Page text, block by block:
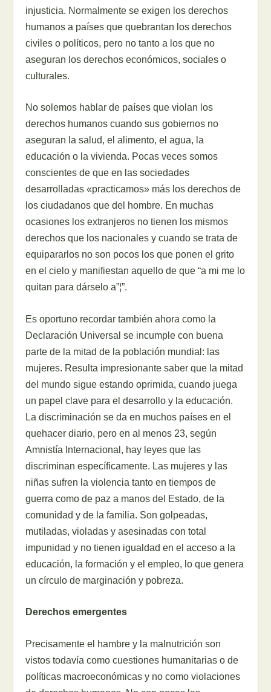
injusticia. Normalmente se exigen los derechos
humanos a países que quebrantan los derechos
civiles o políticos, pero no tanto a los que no
aseguran los derechos económicos, sociales o
culturales.
No solemos hablar de países que violan los
derechos humanos cuando sus gobiernos no
aseguran la salud, el alimento, el agua, la
educación o la vivienda. Pocas veces somos
conscientes de que en las sociedades
desarrolladas «practicamos» más los derechos de
los ciudadanos que del hombre. En muchas
ocasiones los extranjeros no tienen los mismos
derechos que los nacionales y cuando se trata de
equipararlos no son pocos los que ponen el grito
en el cielo y manifiestan aquello de que “a mi me lo
quitan para dárselo a”¦”.
Es oportuno recordar también ahora como la
Declaración Universal se incumple con buena
parte de la mitad de la población mundial: las
mujeres. Resulta impresionante saber que la mitad
del mundo sigue estando oprimida, cuando juega
un papel clave para el desarrollo y la educación.
La discriminación se da en muchos países en el
quehacer diario, pero en al menos 23, según
Amnistía Internacional, hay leyes que las
discriminan específicamente. Las mujeres y las
niñas sufren la violencia tanto en tiempos de
guerra como de paz a manos del Estado, de la
comunidad y de la familia. Son golpeadas,
mutiladas, violadas y asesinadas con total
impunidad y no tienen igualdad en el acceso a la
educación, la formación y el empleo, lo que genera
un círculo de marginación y pobreza.
Derechos emergentes
Precisamente el hambre y la malnutrición son
vistos todavía como cuestiones humanitarias o de
políticas macroeconómicas y no como violaciones